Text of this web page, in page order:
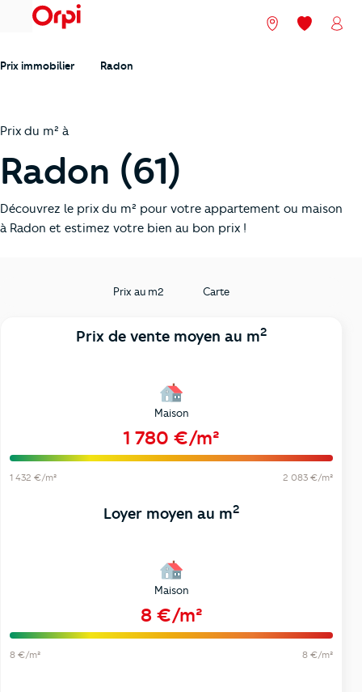
menu Nos agences
Mes
Prix immobilier Radon
Prix du m² à
Radon (61)
Découvrez le prix du m² pour votre appartement ou maison
à Radon et estimez votre bien au bon prix !
Prix au m2 Carte
Prix de vente moyen au m2
Maison
1 780 €/m²
1 432 €/m² 2 083 €/m²
Loyer moyen au m2
Maison
8 €/m²
8 €/m² 8 €/m²